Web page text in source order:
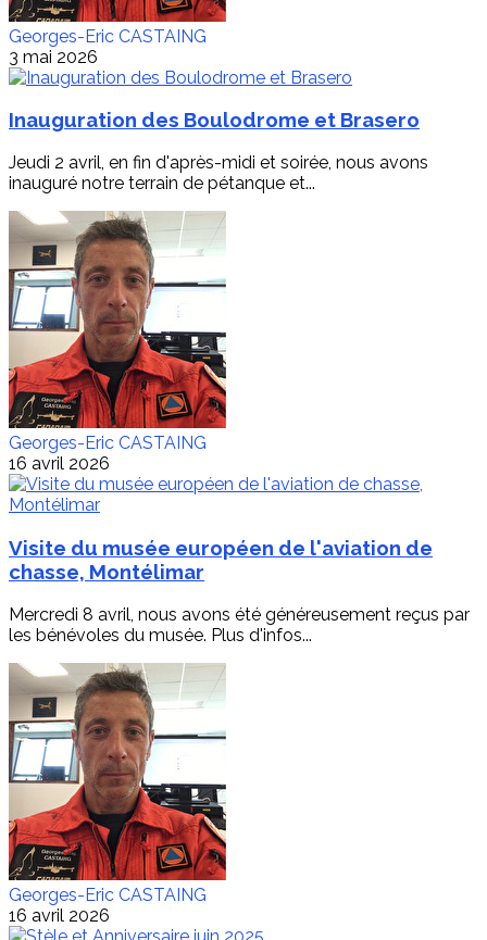
Georges-Eric CASTAING
3 mai 2026
Inauguration des Boulodrome et Brasero
Jeudi 2 avril, en fin d'après-midi et soirée, nous avons
inauguré notre terrain de pétanque et...
Georges-Eric CASTAING
16 avril 2026
Visite du musée européen de l'aviation de
chasse, Montélimar
Mercredi 8 avril, nous avons été généreusement reçus par
les bénévoles du musée. Plus d'infos...
Georges-Eric CASTAING
16 avril 2026